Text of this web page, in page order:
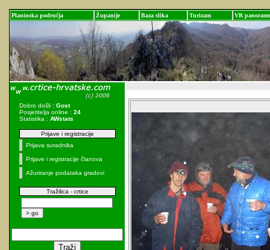
Planinska područja Županije Baza slika Turizam VR panorame
Dobro došli : Gost
Posjetitelja online : 24
Statistika : AWstats
Prijave i registracije
Prijava suradnika
Prijave i registracije članova
Ažuriranje podataka gradovi
Tražilica - crtice